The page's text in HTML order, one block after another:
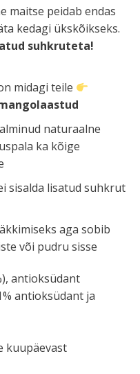
maitse peidab endas
kedagi ükskõikseks.
suhkruteta!
midagi teile
naturaalne
ka kõige
sisalda lisatud suhkrut
aga sobib
või pudru sisse
antioksüdant
antioksüdant ja
kuupäevast